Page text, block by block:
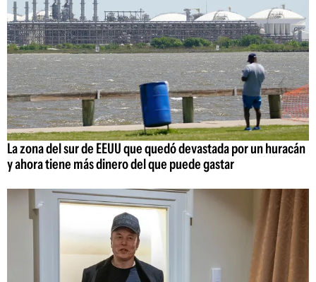
La zona del sur de EEUU que quedó devastada por un huracán
y ahora tiene más dinero del que puede gastar